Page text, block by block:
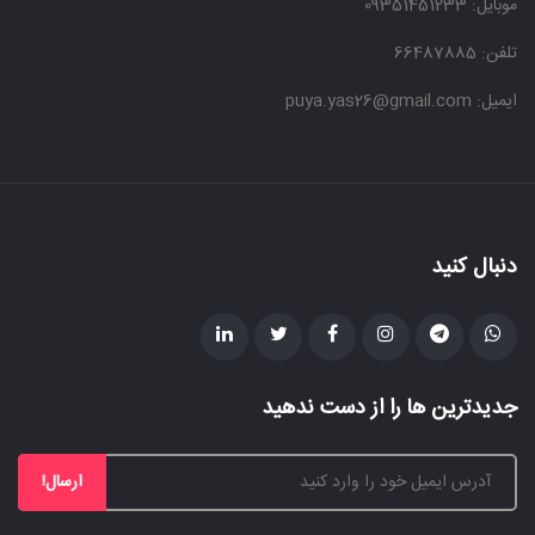
موبایل:
تلفن: 66487885
ایمیل: puya.yas26@gmail.com
دنبال کنید
جدیدترین ها را از دست ندهید
ارسال!